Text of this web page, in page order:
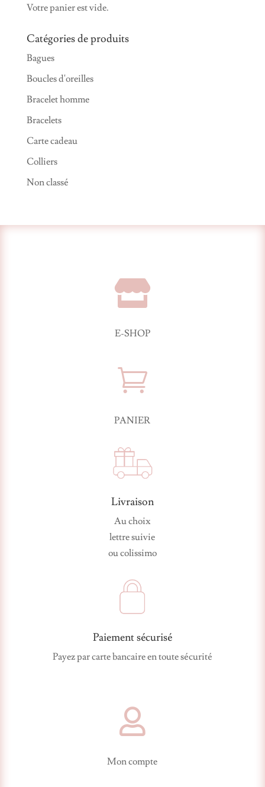
Votre panier est vide.
Catégories de produits
Bagues
Boucles d'oreilles
Bracelet homme
Bracelets
Carte cadeau
Colliers
Non classé

E-SHOP

PANIER
Livraison
Au choix
lettre suivie
ou colissimo
Paiement sécurisé
Payez par carte bancaire en toute sécurité

Mon compte